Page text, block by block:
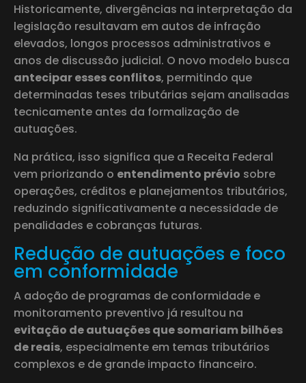
Historicamente, divergências na interpretação da
legislação resultavam em autos de infração
elevados, longos processos administrativos e
anos de discussão judicial. O novo modelo busca
antecipar esses conflitos, permitindo que
determinadas teses tributárias sejam analisadas
tecnicamente antes da formalização de
autuações.
Na prática, isso significa que a Receita Federal
vem priorizando o entendimento prévio sobre
operações, créditos e planejamentos tributários,
reduzindo significativamente a necessidade de
penalidades e cobranças futuras.
Redução de autuações e foco
em conformidade
A adoção de programas de conformidade e
monitoramento preventivo já resultou na
evitação de autuações que somariam bilhões
de reais, especialmente em temas tributários
complexos e de grande impacto financeiro.